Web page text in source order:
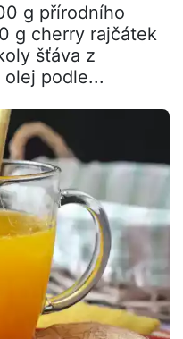
g přírodního
g cherry rajčátek
šťáva z
podle...